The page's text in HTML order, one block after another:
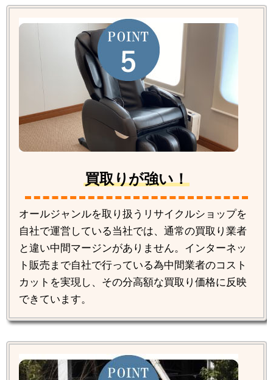
買取りが強い！
オールジャンルを取り扱うリサイクルショップを
自社で運営している当社では、通常の買取り業者
と違い中間マージンがありません。インターネッ
ト販売まで自社で行っている為中間業者のコスト
カットを実現し、その分高額な買取り価格に反映
できています。